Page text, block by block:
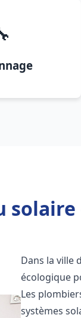
Dans la ville
écologique
Les
systèmes